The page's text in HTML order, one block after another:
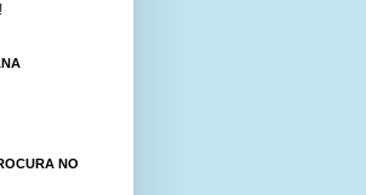
NO